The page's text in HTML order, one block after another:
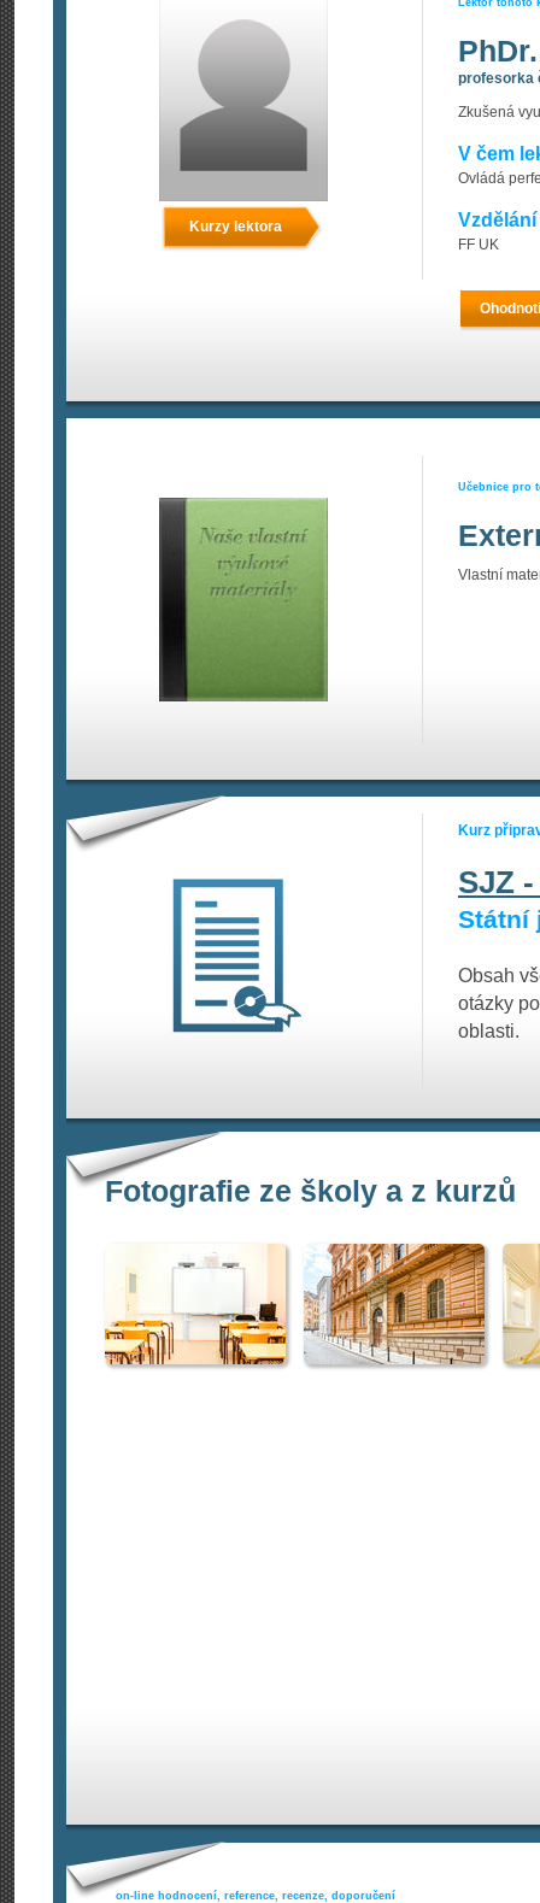
Kurzy lektora
Lektor tohoto
profesorka
Zkušená
V čem
Ovládá
FF UK
Učebnice pro
Vlastní
Kurz
SJZ
Státní
Obsah
otázky
oblasti.
Fotografie ze školy a z kurzů
on-line hodnocení, reference, recenze, doporučení